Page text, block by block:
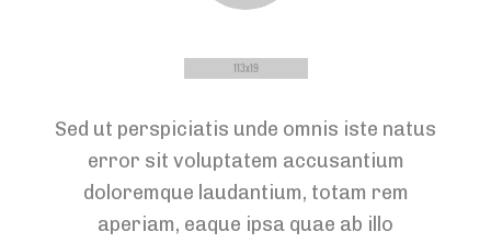
Sed ut perspiciatis unde omnis iste natus
error sit voluptatem accusantium
doloremque laudantium, totam rem
aperiam, eaque ipsa quae ab illo